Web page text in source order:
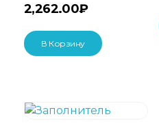
2,262.00₽
В Корзину